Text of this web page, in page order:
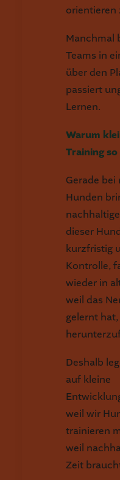
orientieren
Manchmal
Teams in
über den
passiert
Lernen.
Warum
Training
Gerade
Hunden
dieser
kurzfristig
Kontrolle,
wieder in
weil das
gelernt
Deshalb
auf kleine
weil wir
trainieren
weil
Zeit